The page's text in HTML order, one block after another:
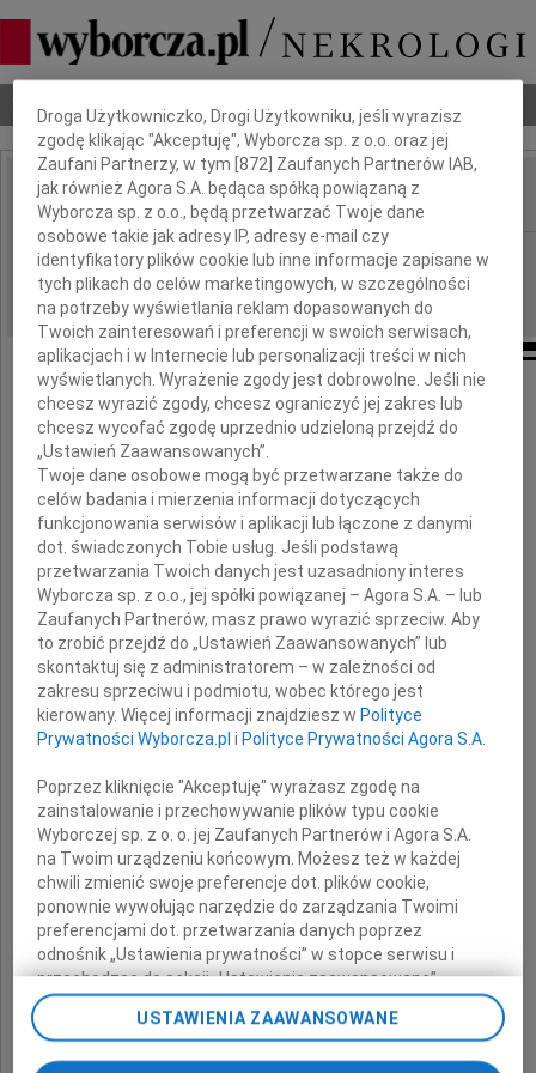
Nekrologi Odeszli Poradnik pogrzebowy
IMIĘ I NAZWISKO:
REGION: Szczecin
DATA EMISJI: 04.05.2010
Pawłowi
Kop-Ostrowskiemu
wyrazy głębokiego współczucia
z powodu śmierci
Taty
składają
koleżanki i koledzy
z grupy Wilhelmsen
Dbamy o Twoją prywatność
Droga Użytkowniczko, Drogi Użytkowniku, jeśli wyrazisz
zgodę klikając "Akceptuję", Wyborcza sp. z o.o. oraz jej
Zaufani Partnerzy, w tym [872 ] Zaufanych Partnerów IAB,
jak również Agora S.A. będąca spółką powiązaną z
Wyborcza sp. z o.o., będą przetwarzać Twoje dane
osobowe takie jak adresy IP, adresy e-mail czy
identyfikatory plików cookie lub inne informacje zapisane w
tych plikach do celów marketingowych, w szczególności
na potrzeby wyświetlania reklam dopasowanych do
Twoich zainteresowań i preferencji w swoich serwisach,
aplikacjach i w Internecie lub personalizacji treści w nich
wyświetlanych. Wyrażenie zgody jest dobrowolne. Jeśli nie
chcesz wyrazić zgody, chcesz ograniczyć jej zakres lub
chcesz wycofać zgodę uprzednio udzieloną przejdź do
„Ustawień Zaawansowanych”.
Twoje dane osobowe mogą być przetwarzane także do
celów badania i mierzenia informacji dotyczących
funkcjonowania serwisów i aplikacji lub łączone z danymi
dot. świadczonych Tobie usług. Jeśli podstawą
przetwarzania Twoich danych jest uzasadniony interes
Wyborcza sp. z o.o., jej spółki powiązanej – Agora S.A. – lub
Zaufanych Partnerów, masz prawo wyrazić sprzeciw. Aby
to zrobić przejdź do „Ustawień Zaawansowanych” lub
skontaktuj się z administratorem – w zależności od
zakresu sprzeciwu i podmiotu, wobec którego jest
kierowany. Więcej informacji znajdziesz w Polityce
Prywatności Wyborcza.pl i Polityce Prywatności Agora S.A.
Poprzez kliknięcie "Akceptuję" wyrażasz zgodę na
zainstalowanie i przechowywanie plików typu cookie
Wyborczej sp. z o. o. jej Zaufanych Partnerów i Agora S.A.
na Twoim urządzeniu końcowym. Możesz też w każdej
chwili zmienić swoje preferencje dot. plików cookie,
ponownie wywołując narzędzie do zarządzania Twoimi
preferencjami dot. przetwarzania danych poprzez
odnośnik „Ustawienia prywatności” w stopce serwisu i
przechodząc do sekcji „Ustawienia zaawansowane”.
Zmiana ustawień plików cookie możliwa jest także za
pomocą ustawień przeglądarki.
USTAWIENIA ZAAWANSOWANE